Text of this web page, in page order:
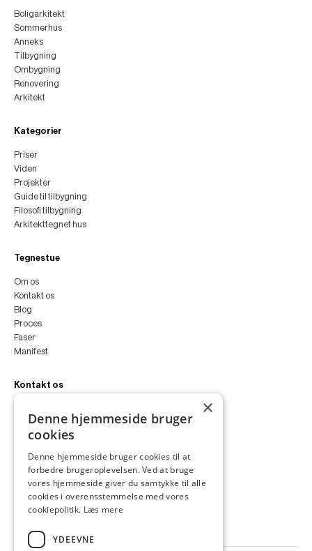
Boligarkitekt
Sommerhus
Anneks
Tilbygning
Ombygning
Renovering
Arkitekt
Kategorier
Priser
Viden
Projekter
Guide til tilbygning
Filosofi tilbygning
Arkitekttegnet hus
Tegnestue
Om os
Kontakt os
Blog
Proces
Faser
Manifest
Kontakt os
+45 4252 0011
VA11a
2300 København S
Instagram
LinkedIn
×
Denne hjemmeside bruger
cookies
Denne hjemmeside bruger cookies til at
forbedre brugeroplevelsen. Ved at bruge
vores hjemmeside giver du samtykke til alle
cookies i overensstemmelse med vores
cookiepolitik. Læs mere
YDEEVNE